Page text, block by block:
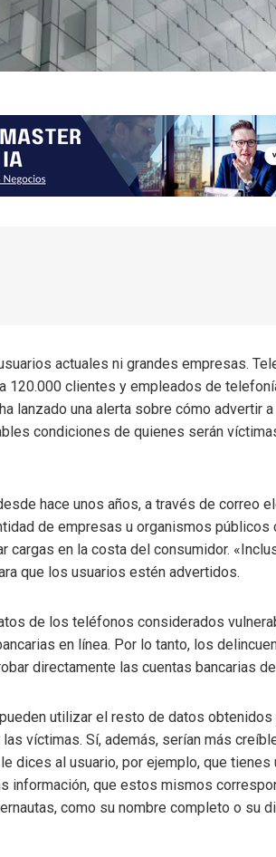
actuales ni grandes empresas.
clientes y empleados de
lanzado una alerta sobre cómo advertir
condiciones de quienes serán
hace unos años, a través de correo
de empresas u organismos públicos
en la costa del consumidor.
que los usuarios estén advertidos.
de los teléfonos considerados
en línea. Por lo tanto, los
directamente las cuentas bancarias
utilizar el resto de datos obtenidos
víctimas. Sí, además, serían más
dices al usuario, por ejemplo, que tienes
información, que estos mismos
como su nombre completo o su